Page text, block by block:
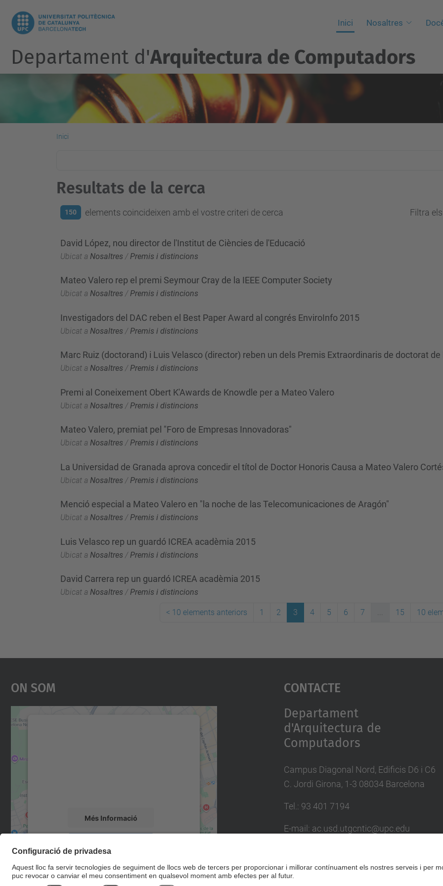
Inici Nosaltres
Departament d'Arquitectura de Computadors
Inici
Resultats de la cerca
150 elements coincideixen amb el vostre criteri de cerca Filtra
David López, nou director de l'Institut de Ciències de l'Educació
Ubicat a Nosaltres / Premis i distincions
Mateo Valero rep el premi Seymour Cray de la IEEE Computer Society
Ubicat a Nosaltres /Premis i distincions
Investigadors del DAC reben el Best Paper Award al congrés EnviroInfo 2015
Ubicat a Nosaltres / Premis i distincions
Marc Ruiz (doctorand) i Luis Velasco (director) reben un dels Premis Extraordinaris de doctorat
Ubicat a Nosaltres /Premis i distincions
Premi al Coneixement Obert K'Awards de Knowdle per a Mateo Valero
Ubicat a Nosaltres / Premis i distincions
Mateo Valero, premiat pel "Foro de Empresas Innovadoras"
Ubicat a Nosaltres /Premis i distincions
La Universidad de Granada aprova concedir el títol de Doctor Honoris Causa a Mateo Valero
Ubicat a Nosaltres / Premis i distincions
Menció especial a Mateo Valero en "la noche de las Telecomunicaciones de Aragón"
Ubicat a Nosaltres /Premis i distincions
Luis Velasco rep un guardó ICREA acadèmia 2015
Ubicat a Nosaltres / Premis i distincions
David Carrera rep un guardó ICREA acadèmia 2015
Ubicat a Nosaltres /Premis i distincions
< 10 elements anteriors 1 2 3 4 5 6 7 ... 15 10
On Som
Més Informació
Management Platform
Contacte
Departament
d'Arquitectura de
Computadors
Campus Diagonal Nord, Edificis D6 i C6
C. Jordi Girona, 1-3 08034 Barcelona
Tel.: 93 401 7194
E-mail: ac.usd.utgcntic@upc.edu
Formulari de contacte